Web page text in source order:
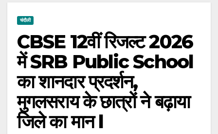
चंदौली
CBSE 12वीं रिजल्ट 2026
में SRB Public School
का शानदार प्रदर्शन,
मुगलसराय के छात्रों ने बढ़ाया
जिले का मान l